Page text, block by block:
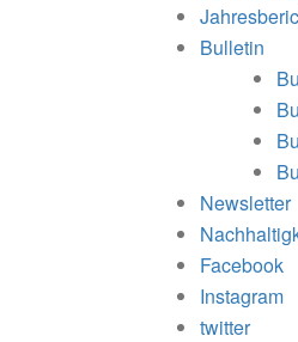
Bulletin
Newsletter
Facebook
Instagram
twitter